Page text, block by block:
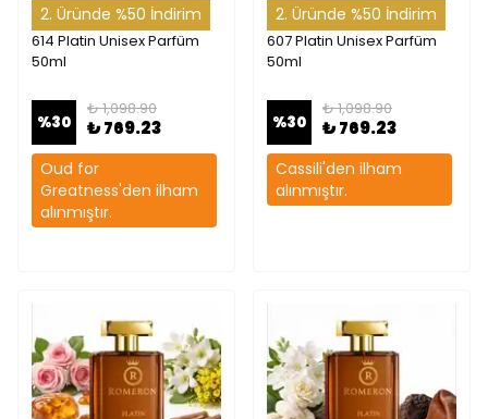
2. Üründe %50 İndirim
614 Platin Unisex Parfüm
50ml
%30
₺ 1,098.90
₺ 769.23
Oud for
Greatness'den ilham
alınmıştır.
2. Üründe %50 İndirim
607 Platin Unisex Parfüm
50ml
%30
₺ 1,098.90
₺ 769.23
Cassili'den ilham
alınmıştır.